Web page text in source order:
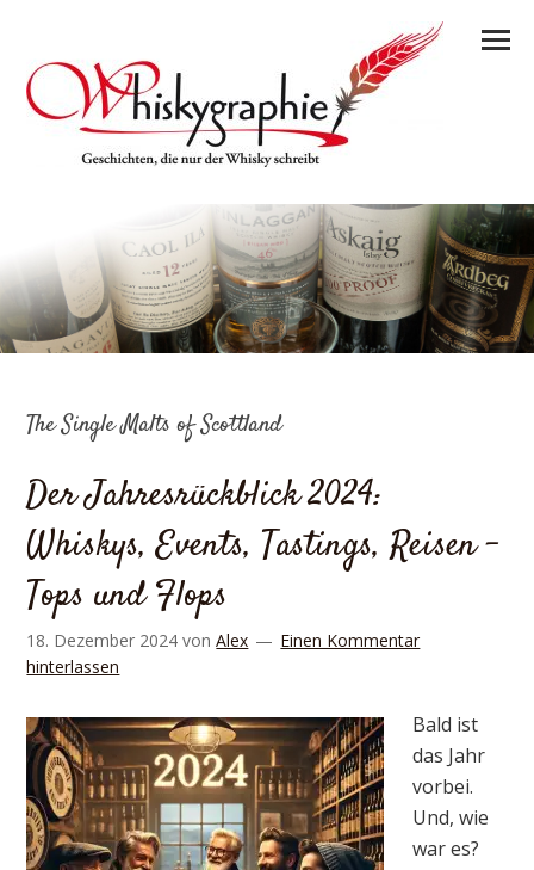
The Single Malts of Scottland
Der Jahresrückblick 2024:
Whiskys, Events, Tastings, Reisen –
Tops und Flops
18. Dezember 2024 vonAlex
Einen Kommentar
hinterlassen
Bald ist
das Jahr
vorbei.
Und, wie
war es?